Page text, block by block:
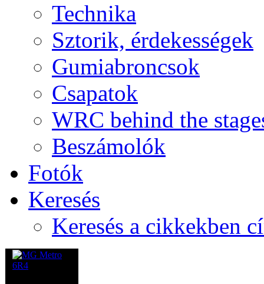
Technika
Sztorik, érdekességek
Gumiabroncsok
Csapatok
WRC behind the
Beszámolók
Fotók
Keresés
Keresés a cikkekben